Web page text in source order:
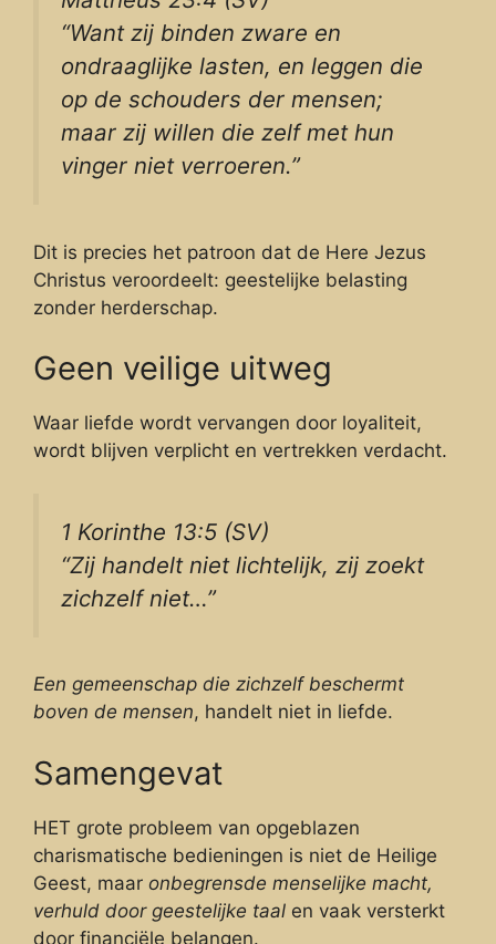
“Want zij binden zware en
ondraaglijke lasten, en leggen die
op de schouders der mensen;
maar zij willen die zelf met hun
vinger niet verroeren.”
Dit is precies het patroon dat de Here Jezus
Christus veroordeelt: geestelijke belasting
zonder herderschap.
Geen veilige uitweg
Waar liefde wordt vervangen door loyaliteit,
wordt blijven verplicht en vertrekken verdacht.
1 Korinthe 13:5 (SV)
“Zij handelt niet lichtelijk, zij zoekt
zichzelf niet…”
Een gemeenschap die zichzelf beschermt
boven de mensen, handelt niet in liefde.
Samengevat
HET grote probleem van opgeblazen
charismatische bedieningen is niet de Heilige
Geest, maar onbegrensde menselijke macht,
verhuld door geestelijke taal en vaak versterkt
door financiële belangen.